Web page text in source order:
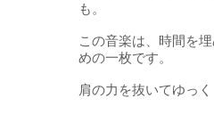
も。
この音楽は、時間を
めの一枚です。
肩の力を抜いてゆっ